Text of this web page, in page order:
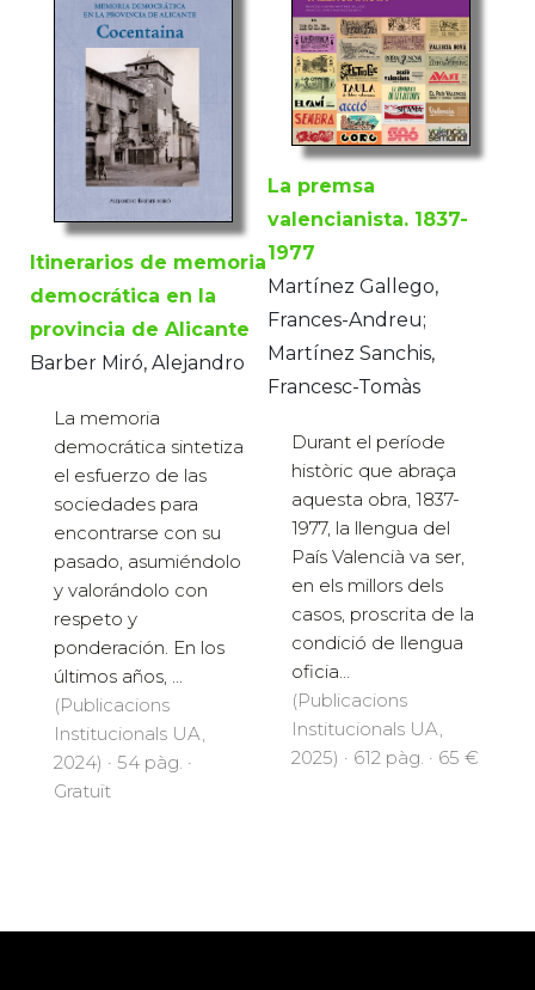
Itinerarios de memoria
democrática en la
provincia de Alicante
Barber Miró, Alejandro
La memoria
democrática sintetiza
el esfuerzo de las
sociedades para
encontrarse con su
pasado, asumiéndolo
y valorándolo con
respeto y
ponderación. En los
últimos años, ...
(Publicacions
Institucionals UA,
2024) · 54 pàg. ·
Gratuït
La premsa
valencianista. 1837-
1977
Martínez Gallego,
Frances-Andreu;
Martínez Sanchis,
Francesc-Tomàs
Durant el període
històric que abraça
aquesta obra, 1837-
1977, la llengua del
País Valencià va ser,
en els millors dels
casos, proscrita de la
condició de llengua
oficia...
(Publicacions
Institucionals UA,
2025) · 612 pàg. · 65 €